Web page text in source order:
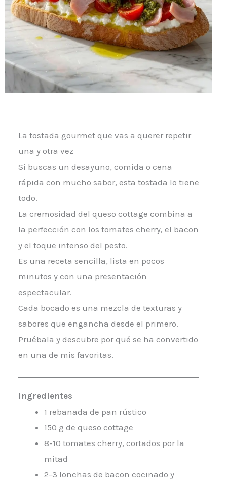
La tostada gourmet que vas a querer repetir
una y otra vez
Si buscas un desayuno, comida o cena
rápida con mucho sabor, esta tostada lo tiene
todo.
La cremosidad del queso cottage combina a
la perfección con los tomates cherry, el bacon
y el toque intenso del pesto.
Es una receta sencilla, lista en pocos
minutos y con una presentación
espectacular.
Cada bocado es una mezcla de texturas y
sabores que engancha desde el primero.
Pruébala y descubre por qué se ha convertido
en una de mis favoritas.
Ingredientes
1 rebanada de pan rústico
150 g de queso cottage
8-10 tomates cherry, cortados por la
mitad
2-3 lonchas de bacon cocinado y